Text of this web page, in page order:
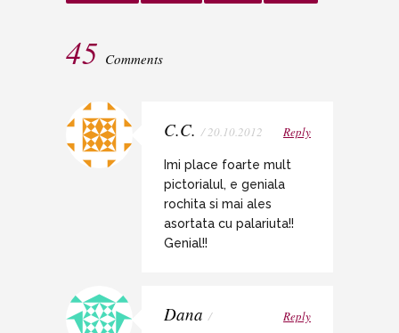
45 Comments
C.C. / 20.10.2012 Reply
Imi place foarte mult
pictorialul, e geniala
rochita si mai ales
asortata cu palariuta!!
Genial!!
Dana /
Reply